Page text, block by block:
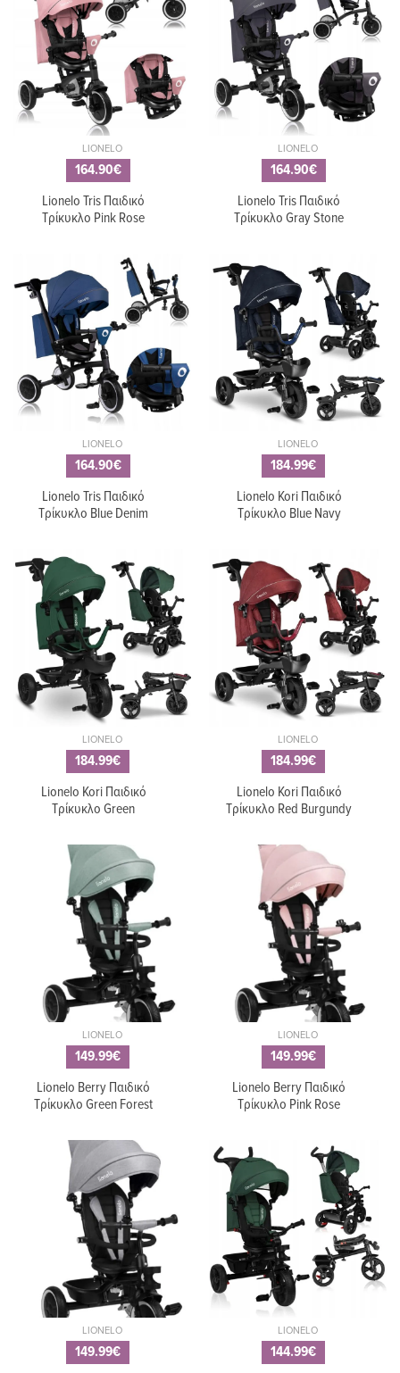
LIONELO
164.90€
Lionelo Tris Παιδικό
Τρίκυκλο Pink Rose
LIONELO
164.90€
Lionelo Tris Παιδικό
Τρίκυκλο Gray Stone
LIONELO
164.90€
Lionelo Tris Παιδικό
Τρίκυκλο Blue Denim
LIONELO
184.99€
Lionelo Kori Παιδικό
Τρίκυκλο Blue Navy
LIONELO
184.99€
Lionelo Kori Παιδικό
Τρίκυκλο Green
LIONELO
184.99€
Lionelo Kori Παιδικό
Τρίκυκλο Red Burgundy
LIONELO
149.99€
Lionelo Berry Παιδικό
Τρίκυκλο Green Forest
LIONELO
149.99€
Lionelo Berry Παιδικό
Τρίκυκλο Pink Rose
LIONELO
149.99€
LIONELO
144.99€